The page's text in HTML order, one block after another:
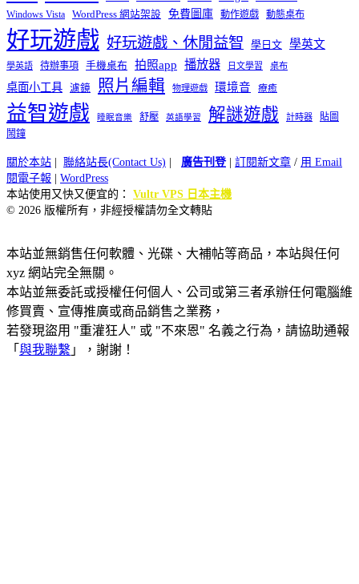
Windows Vista WordPress 網站架設 免費圖庫 動作遊戲 動態桌布
好玩遊戲 好玩遊戲、休閒益智 學日文 學英文
學英語 待辦事項 手機桌布 拍照app 播放器 日文學習 桌布
桌面小工具 濾鏡 照片編輯 物理遊戲 環境音 療癒
益智遊戲 睡眠音樂 舒壓 英語學習 解謎遊戲 計時器
貼圖
鬧鐘
關於本站 聯絡站長(Contact Us) 廣告刊登| 訂閱新文章 / 用 Email
閱電子報
WordPress
本站使用又快又便宜的： Vultr VPS 日本主機
© 2026 版權所有，非經授權請勿全文轉貼
本站並無銷售任何軟體、光碟、大補帖等商品，本站與任何
xyz 網站完全無關。
本站並無委託或授權任何個人、公司或第三者承辦任何電腦維
修買賣、宣傳推廣或商品銷售之業務，
若發現盜用 "重灌狂人" 或 "不來恩" 名義之行為，請協助通報
「 與我聯繫 」，謝謝！